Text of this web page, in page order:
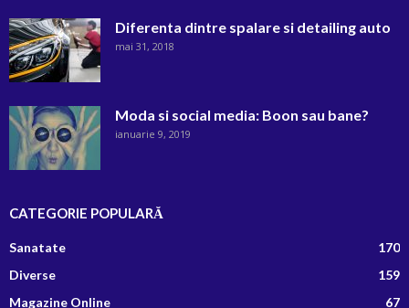
Diferenta dintre spalare si detailing auto
mai 31, 2018
Moda si social media: Boon sau bane?
ianuarie 9, 2019
CATEGORIE POPULARĂ
Sanatate
170
Diverse
159
Magazine Online
67